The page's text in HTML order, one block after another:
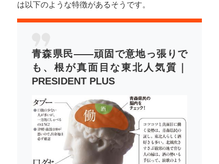
は以下のような特徴があるそうです。
青森県民――頑固で意地っ張りで
も、根が真面目な東北人気質｜
PRESIDENT PLUS